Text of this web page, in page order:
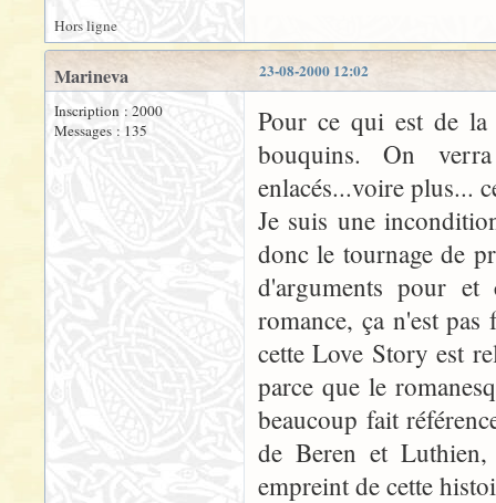
Hors ligne
23-08-2000 12:02
Marineva
Inscription : 2000
Messages : 135
Pour ce qui est de la
bouquins. On
enlacés...voire plus...
Je suis une
donc le tournage de
d'arguments pour
romance, ça n'est pas
cette Love Story est
parce que le
beaucoup fait
de Beren et
empreint de cette